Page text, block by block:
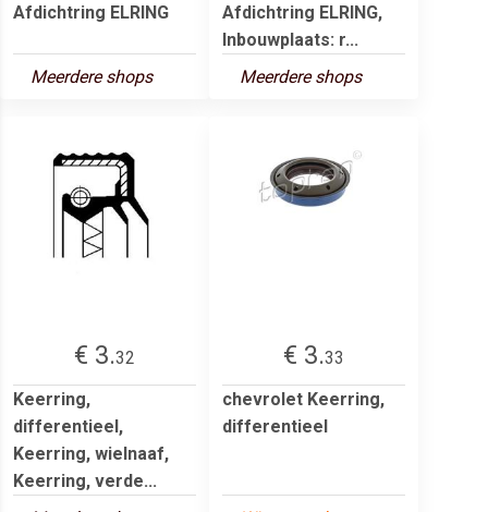
Afdichtring ELRING
Meerdere shops
Afdichtring ELRING,
Inbouwplaats: r...
Meerdere shops
€ 3.32
Keerring,
differentieel,
Keerring, wielnaaf,
Keerring, verde...
€ 3.33
chevrolet Keerring,
differentieel